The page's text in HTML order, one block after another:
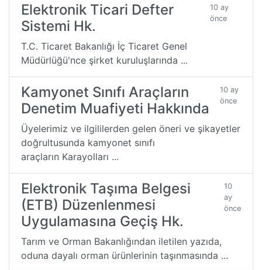
Elektronik Ticari Defter
Sistemi Hk.
10 ay
önce
T.C. Ticaret Bakanlığı İç Ticaret Genel
Müdürlüğü'nce şirket kuruluşlarında ...
Kamyonet Sınıfı Araçların
Denetim Muafiyeti Hakkında
10 ay
önce
Üyelerimiz ve ilgililerden gelen öneri ve şikayetler
doğrultusunda kamyonet sınıfı
araçların Karayolları ...
Elektronik Taşıma Belgesi
(ETB) Düzenlenmesi
Uygulamasına Geçiş Hk.
10
ay
önce
Tarım ve Orman Bakanlığından iletilen yazıda,
oduna dayalı orman ürünlerinin taşınmasında ...